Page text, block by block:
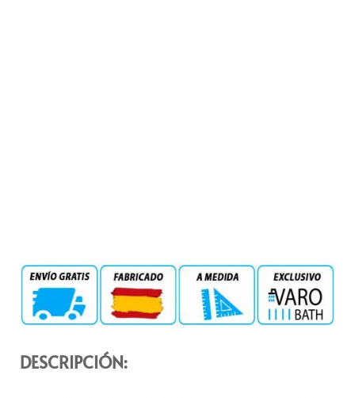
DESCRIPCIÓN: